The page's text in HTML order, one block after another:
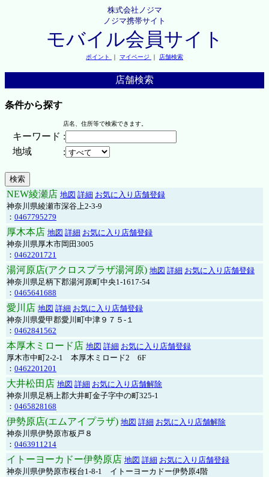
株式会社ノジマ
ノジマ携帯サイト
モバイル会員サイト
ポイント ｜ マイページ ｜ 店舗検索
店舗検索
条件から探す
店名、住所等で検索できます。
キーワード :
地域
:
NEW綾瀬店 地図 詳細 お気に入り店舗登録
神奈川県綾瀬市深谷上2-3-9
： 0467795279
厚木本店 地図 詳細 お気に入り店舗登録
神奈川県厚木市岡田3005
： 0462201721
湯河原店(アクロスプラザ湯河原) 地図 詳細 お気に入り店舗登録
神奈川県足柄下郡湯河原町中央1-1617-54
： 0465641688
愛川店 地図 詳細 お気に入り店舗登録
神奈川県愛甲郡愛川町中津９７５-１
： 0462841562
本厚木ミロード店 地図 詳細 お気に入り店舗登録
厚木市中町2-2-1 本厚木ミロード2 6F
： 0462201201
大井松田店 地図 詳細 お気に入り店舗解除
神奈川県足柄上郡大井町金子字中の町325-1
： 0465828168
伊勢原店(エムアイプラザ) 地図 詳細 お気に入り店舗解除
神奈川県伊勢原市板戸８
： 0463911214
イトーヨーカドー伊勢原店 地図 詳細 お気に入り店舗登録
神奈川県伊勢原市桜台1-8-1 イトーヨーカドー伊勢原4階